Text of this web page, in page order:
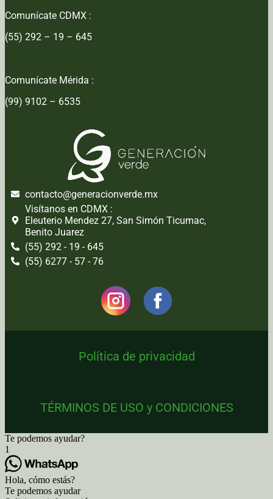
Comunícate CDMX :
(55) 292 – 19 – 645
Comunícate Mérida :
(99) 9102 – 6535
contacto@generacionverde.mx
Visítanos en CDMX :
Eleuterio Mendez 27, San Simón Ticumac,
Benito Juarez
(55) 292 - 19 - 645
(55) 6277 - 57 - 76
Política de privacidad
TÉRMINOS DE USO y CONDICIONES
Te podemos ayudar?
1
Hola, cómo estás?
Te podemos ayudar